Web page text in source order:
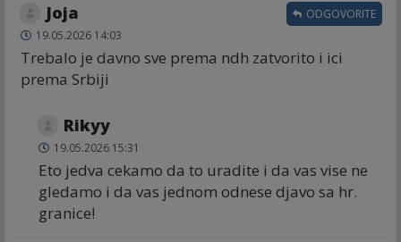
Joja
19.05.2026 14:03
Trebalo je davno sve prema ndh zatvorito i ici
prema Srbiji
ODGOVORITE
Rikyy
19.05.2026 15:31
Eto jedva cekamo da to uradite i da vas vise ne
gledamo i da vas jednom odnese djavo sa hr.
granice!